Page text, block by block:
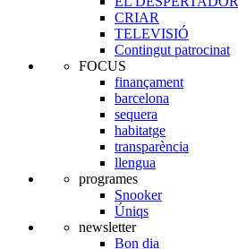
CRIAR
TELEVISIÓ
Contingut patrocinat
FOCUS
finançament
barcelona
sequera
habitatge
transparència
llengua
programes
Snooker
Úniqs
newsletter
Bon dia